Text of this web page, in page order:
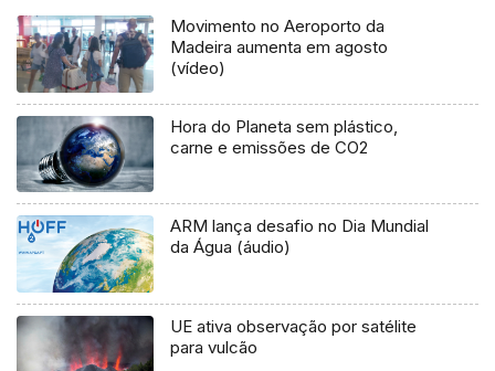
Movimento no Aeroporto da
Madeira aumenta em agosto
(vídeo)
Hora do Planeta sem plástico,
carne e emissões de CO2
ARM lança desafio no Dia Mundial
da Água (áudio)
UE ativa observação por satélite
para vulcão